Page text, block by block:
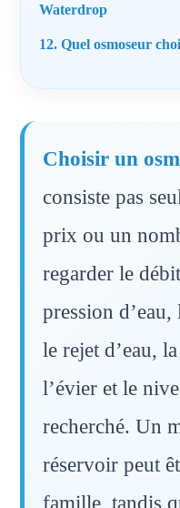
Waterdrop
12. Quel osmoseur
Choisir un
consiste pas
prix ou un
regarder le
pression
le rejet d’eau,
l’évier et le
recherché. Un
réservoir peut
famille, tandis